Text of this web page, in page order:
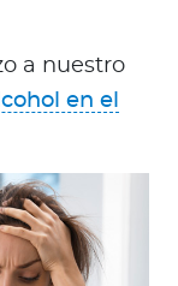
a nuestro
en el